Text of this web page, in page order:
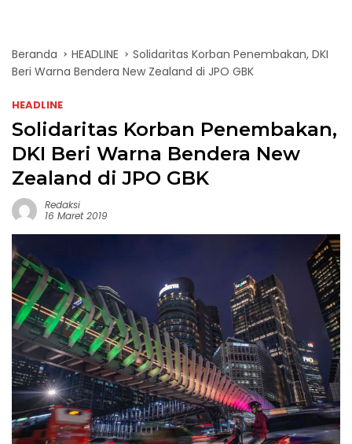
Beranda HEADLINE
Solidaritas Korban Penembakan, DKI
Beri Warna Bendera New Zealand di JPO GBK
HEADLINE
Solidaritas Korban Penembakan,
DKI Beri Warna Bendera New
Zealand di JPO GBK
Redaksi
16 Maret 2019